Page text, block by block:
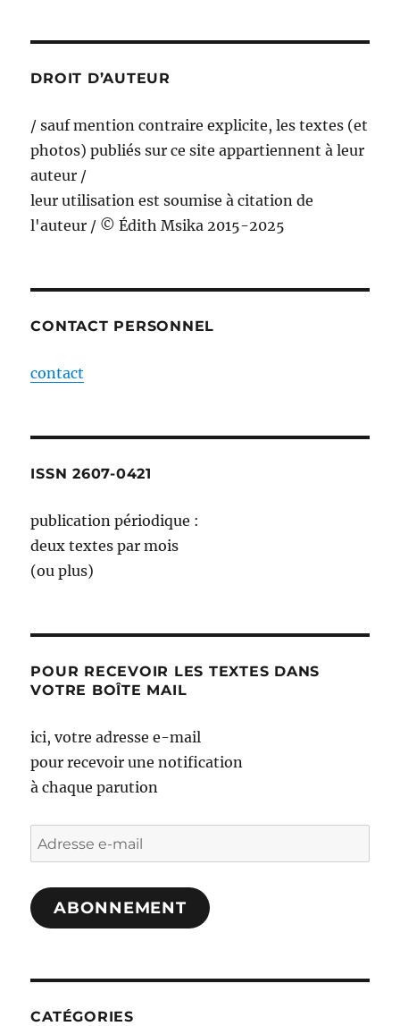
DROIT D’AUTEUR
/ sauf mention contraire explicite, les textes (et
photos) publiés sur ce site appartiennent à leur
auteur /
leur utilisation est soumise à citation de
l'auteur / © Édith Msika 2015-2025
CONTACT PERSONNEL
contact
ISSN 2607-0421
publication périodique :
deux textes par mois
(ou plus)
POUR RECEVOIR LES TEXTES DANS
VOTRE BOÎTE MAIL
ici, votre adresse e-mail
pour recevoir une notification
à chaque parution
Adresse
e-
mail
ABONNEMENT
CATÉGORIES